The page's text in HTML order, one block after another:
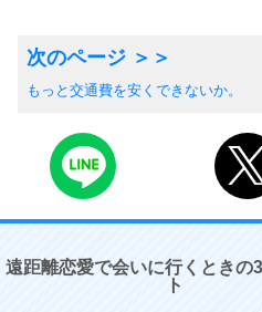
もっと交通費を安くできないか。
遠距離恋愛で会いに行くときの
ト